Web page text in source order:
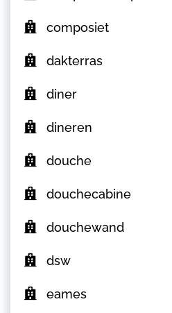
composiet
dakterras
diner
dineren
douche
douchecabine
douchewand
dsw
eames